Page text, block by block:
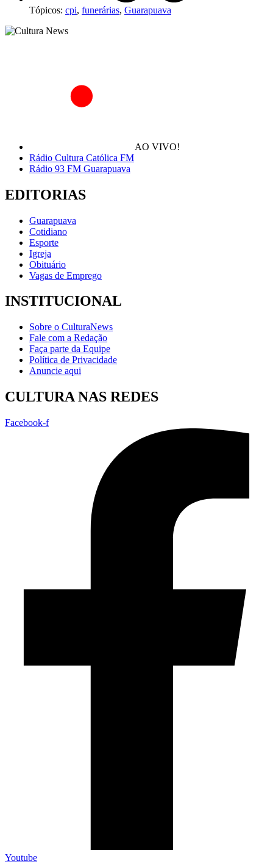
Tópicos: cpi, funerárias, Guarapuava
AO VIVO!
Rádio Cultura Católica FM
Rádio 93 FM Guarapuava
EDITORIAS
Guarapuava
Cotidiano
Esporte
Igreja
Obituário
Vagas de Emprego
INSTITUCIONAL
Sobre o CulturaNews
Fale com a Redação
Faça parte da Equipe
Política de Privacidade
Anuncie aqui
CULTURA NAS REDES
Facebook-f
Youtube